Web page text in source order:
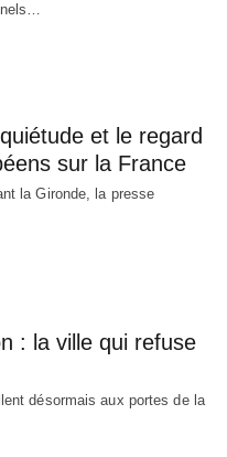
et le regard
sur la France
la Gironde, la presse
: la ville qui refuse
désormais aux portes de la